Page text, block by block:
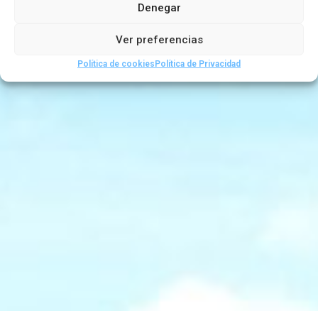
Denegar
Ver preferencias
Política de cookies Política de Privacidad
19:00 -